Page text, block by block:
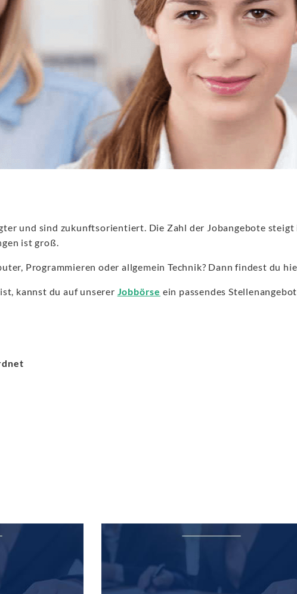
und sind zukunftsorientiert. Die Zahl der Jobangebote
ist groß.
Programmieren oder allgemein Technik? Dann findest du
kannst du auf unserer Jobbörse ein passendes